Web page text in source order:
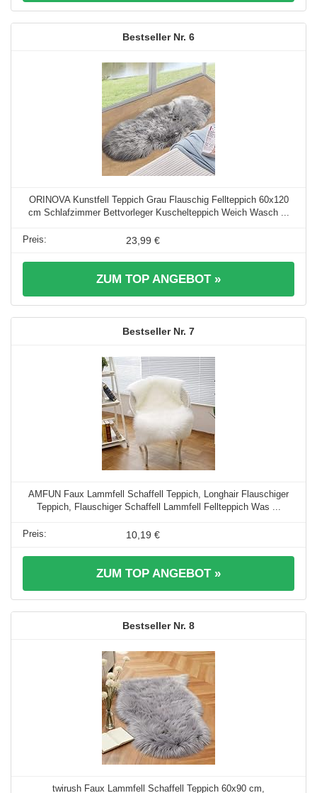
6
ORINOVA Kunstfell Teppich Grau Flauschig Fellteppich 60x120
cm Schlafzimmer Bettvorleger Kuschelteppich Weich Wasch ...
23,99 €
ZUM TOP ANGEBOT »
7
AMFUN Faux Lammfell Schaffell Teppich, Longhair Flauschiger
Teppich, Flauschiger Schaffell Lammfell Fellteppich Was ...
10,19 €
ZUM TOP ANGEBOT »
8
twirush Faux Lammfell Schaffell Teppich 60x90 cm,